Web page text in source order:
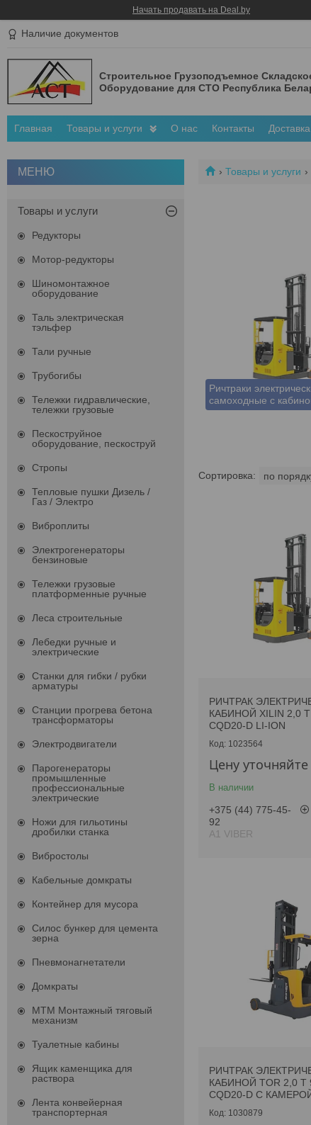
Начать продавать на Deal.by
Наличие документов
Строительное Грузоподъемное
Оборудование для СТО Республика
Главная Товары и услуги О нас Контакты
Товары и услуги
Ричтраки
самоходные с
РИЧТРАК
КАБИНОЙ XILIN 2,0
CQD20-D LI-ION
1023564
Цену уточняйте
В наличии
+375 (44) 775-45-
92
А1 VIBER
РИЧТРАК
КАБИНОЙ TOR 2,0 Т
CQD20-D С
1030879
Товары и услуги
Редукторы
Мотор-редукторы
Шиномонтажное
оборудование
Таль электрическая
тэльфер
Тали ручные
Трубогибы
Тележки гидравлические,
тележки грузовые
Пескоструйное
оборудование, пескоструй
Стропы
Тепловые пушки Дизель /
Газ / Электро
Виброплиты
Электрогенераторы
бензиновые
Тележки грузовые
платформенные ручные
Леса строительные
Лебедки ручные и
электрические
Станки для гибки / рубки
арматуры
Станции прогрева бетона
трансформаторы
Электродвигатели
Парогенераторы
промышленные
профессиональные
электрические
Ножи для гильотины
дробилки станка
Вибростолы
Кабельные домкраты
Контейнер для мусора
Силос бункер для цемента
зерна
Пневмонагнетатели
Домкраты
МТМ Монтажный тяговый
механизм
Туалетные кабины
Ящик каменщика для
раствора
Лента конвейерная
транспортерная